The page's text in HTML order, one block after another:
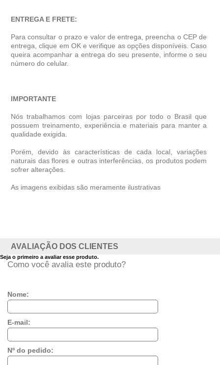
ENTREGA E FRETE:
Para consultar o prazo e valor de entrega, preencha o CEP de
entrega, clique em OK e verifique as opções disponíveis. Caso
queira acompanhar a entrega do seu presente, informe o seu
número do celular.
IMPORTANTE
Nós trabalhamos com lojas parceiras por todo o Brasil que
possuem treinamento, experiência e materiais para manter a
qualidade exigida.
Porém, devido às características de cada local, variações
naturais das flores e outras interferências, os produtos podem
sofrer alterações.
As imagens exibidas são meramente ilustrativas
AVALIAÇÃO DOS CLIENTES
Seja o primeiro a avaliar esse produto.
Como você avalia este produto?
Nome:
E-mail:
Nº do pedido: